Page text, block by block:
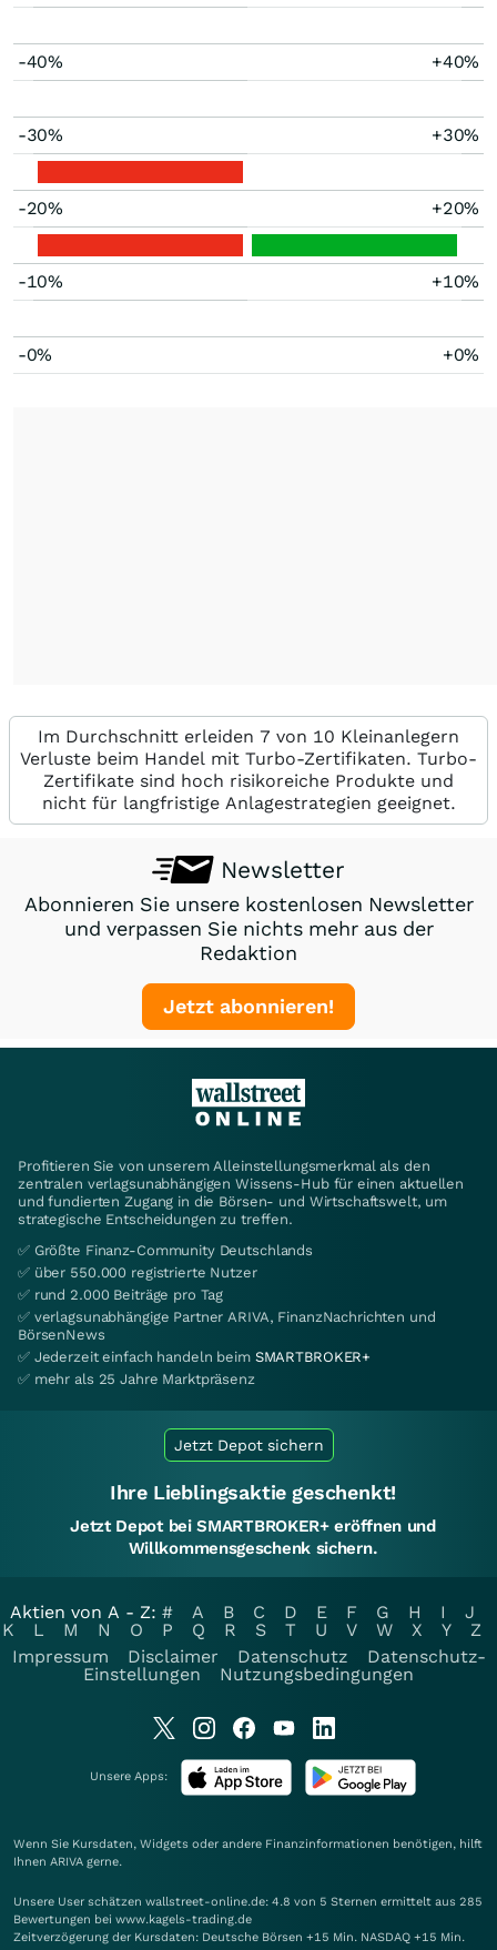
-40% +40%
-30% +30%
-20% +20%
-10% +10%
-0% +0%
Im Durchschnitt erleiden 7 von 10 Kleinanlegern
Verluste beim Handel mit Turbo-Zertifikaten. Turbo-
Zertifikate sind hoch risikoreiche Produkte und
nicht für langfristige Anlagestrategien geeignet.
Newsletter
Abonnieren Sie unsere kostenlosen Newsletter
und verpassen Sie nichts mehr aus der
Redaktion
Jetzt abonnieren!
Profitieren Sie von unserem Alleinstellungsmerkmal als den
zentralen verlagsunabhängigen Wissens-Hub für einen aktuellen
und fundierten Zugang in die Börsen- und Wirtschaftswelt, um
strategische Entscheidungen zu treffen.
✅ Größte Finanz-Community Deutschlands
✅ über 550.000 registrierte Nutzer
✅ rund 2.000 Beiträge pro Tag
✅ verlagsunabhängige Partner ARIVA, FinanzNachrichten und
BörsenNews
✅ Jederzeit einfach handeln beim SMARTBROKER+
✅ mehr als 25 Jahre Marktpräsenz
Jetzt Depot sichern
Ihre Lieblingsaktie geschenkt!
Jetzt Depot bei SMARTBROKER+ eröffnen und
Willkommensgeschenk sichern.
Aktien von A - Z: # A B C D E F G H I
J
K
L M N O P Q R S T U V W X Y
Z
Impressum
Disclaimer Datenschutz
Datenschutz-
Einstellungen
Nutzungsbedingungen
Unsere Apps:
Wenn Sie Kursdaten, Widgets oder andere Finanzinformationen benötigen, hilft
Ihnen ARIVA gerne.
Unsere User schätzen wallstreet-online.de: 4.8 von 5 Sternen ermittelt aus 285
Bewertungen bei www.kagels-trading.de
Zeitverzögerung der Kursdaten: Deutsche Börsen +15 Min. NASDAQ +15 Min.